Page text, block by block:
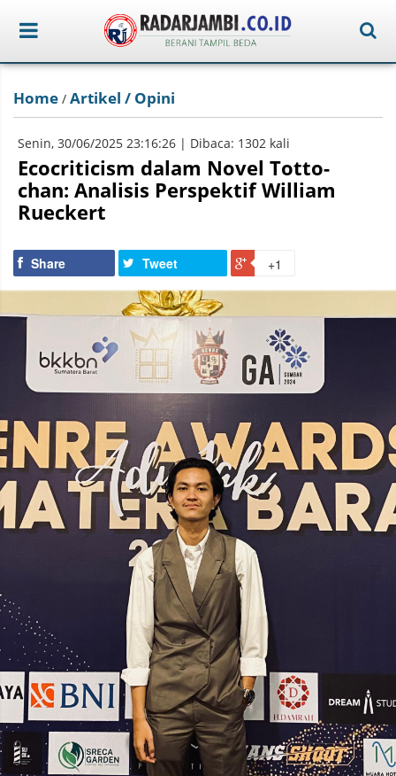
Home / Artikel / Opini
Senin, 30/06/2025 23:16:26 | Dibaca: 1302 kali
Ecocriticism dalam Novel Totto-
chan: Analisis Perspektif William
Rueckert
Share Tweet +1